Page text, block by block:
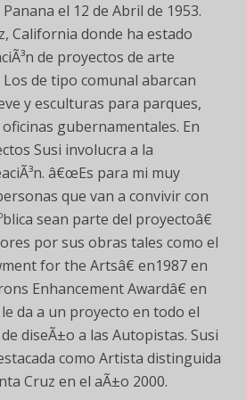
el 12 de Abril de 1953.
California donde ha estado
de proyectos de arte
Los de tipo comunal abarcan
y esculturas para parques,
gubernamentales. En
Susi involucra a la
â€œEs para mi muy
que van a convivir con
sean parte del proyectoâ€
por sus obras tales como el
for the Artsâ€ en1987 en
Enhancement Awardâ€ en
da a un proyecto en todo el
diseÃ±o a las Autopistas. Susi
como Artista distinguida
Cruz en el aÃ±o 2000.